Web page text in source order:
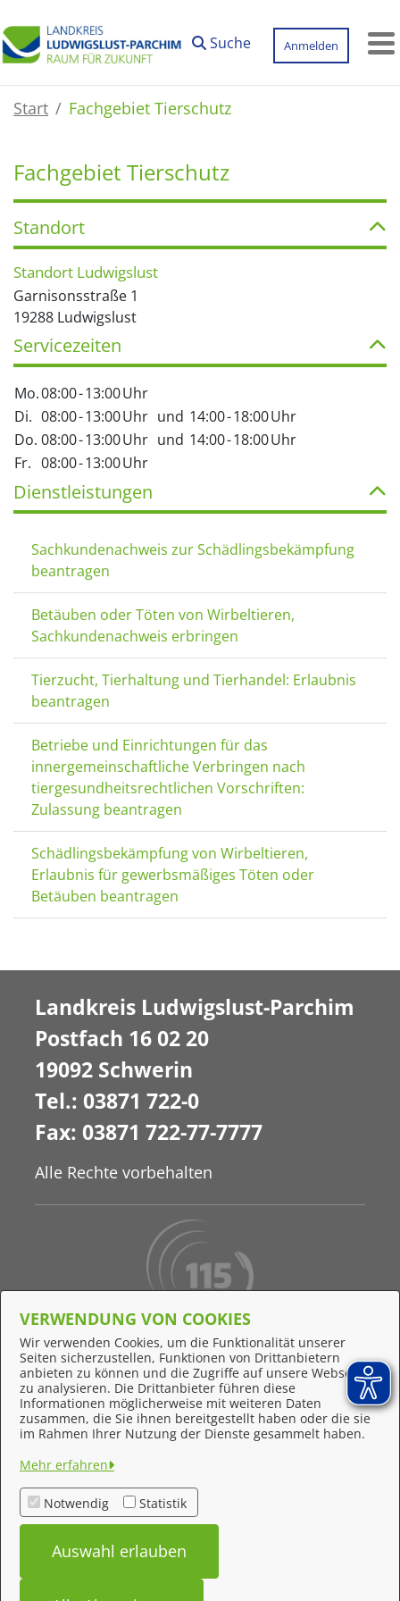
Suche
Anmelden
Start Fachgebiet Tierschutz
Fachgebiet Tierschutz
Standort
Standort Ludwigslust
Garnisonsstraße 1
19288 Ludwigslust
Servicezeiten
Mo.08:00-13:00Uhr
Di. 08:00-13:00Uhr und 14:00-18:00Uhr
Do. 08:00-13:00Uhr und 14:00-18:00Uhr
Fr. 08:00-13:00Uhr
Dienstleistungen
Sachkundenachweis zur Schädlingsbekämpfung
beantragen
Betäuben oder Töten von Wirbeltieren,
Sachkundenachweis erbringen
Tierzucht, Tierhaltung und Tierhandel: Erlaubnis
beantragen
Betriebe und Einrichtungen für das
innergemeinschaftliche Verbringen nach
tiergesundheitsrechtlichen Vorschriften:
Zulassung beantragen
Schädlingsbekämpfung von Wirbeltieren,
Erlaubnis für gewerbsmäßiges Töten oder
Betäuben beantragen
Behördennummer 115
Online-Support
Landkreis Ludwigslust-Parchim
Postfach 16 02 20
19092 Schwerin
Tel.: 03871 722-0
Fax: 03871 722-77-7777
Alle Rechte vorbehalten
Feedback
Impressum
Datenschutzerklärung
Kontakt
Barrierefreiheit
VERWENDUNG VON COOKIES
Wir verwenden Cookies, um die Funktionalität unserer
Seiten sicherzustellen, Funktionen von Drittanbietern
anbieten zu können und die Zugriffe auf unsere Webseite
zu analysieren. Die Drittanbieter führen diese
Informationen möglicherweise mit weiteren Daten
zusammen, die Sie ihnen bereitgestellt haben oder die sie
im Rahmen Ihrer Nutzung der Dienste gesammelt haben.
Mehr erfahren
Notwendig Statistik
Auswahl erlauben